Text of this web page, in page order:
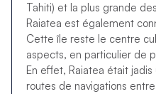
Tahiti) et la plus grande
Raiatea est également
Cette île reste le centre
aspects, en particulier de
En effet, Raiatea était
routes de navigations